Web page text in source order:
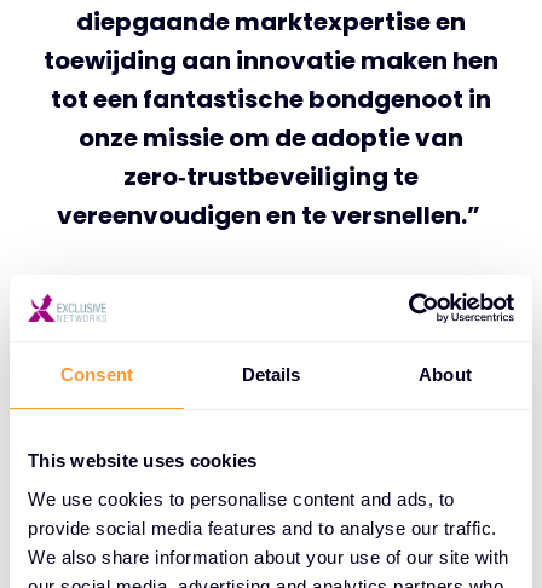
Consent Details About
This website uses cookies
We use cookies to personalise content and ads, to
provide social media features and to analyse our traffic.
We also share information about your use of our site with
diepgaande marktexpertise en
toewijding aan innovatie maken hen
tot een fantastische bondgenoot in
onze missie om de adoptie van
zero‑trustbeveiliging te
vereenvoudigen en te versnellen.”
van Exclusive Networks in Nederland
voegt toe: